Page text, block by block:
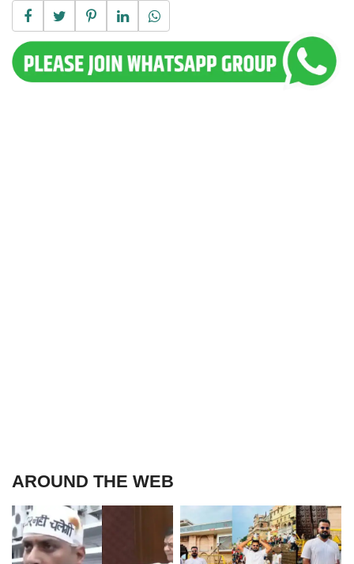
AROUND THE WEB